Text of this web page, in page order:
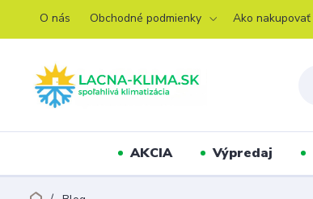
O nás Obchodné podmienky Ako nakupovať
AKCIA Výpredaj